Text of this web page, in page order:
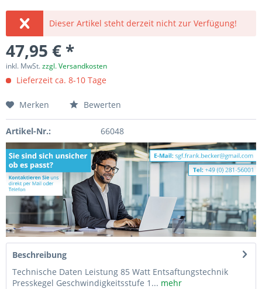
Dieser Artikel steht derzeit nicht zur Verfügung!
47,95 € *
inkl. MwSt.zzgl. Versandkosten
Lieferzeit ca. 8-10 Tage
Merken Bewerten
Artikel-Nr.: 66048
Beschreibung
Technische Daten Leistung 85 Watt Entsaftungstechnik
Presskegel Geschwindigkeitsstufe 1... mehr